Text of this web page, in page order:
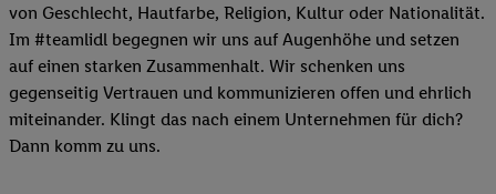
von Geschlecht, Hautfarbe, Religion, Kultur oder Nationalität.
Im #teamlidl begegnen wir uns auf Augenhöhe und setzen
auf einen starken Zusammenhalt. Wir schenken uns
gegenseitig Vertrauen und kommunizieren offen und ehrlich
miteinander. Klingt das nach einem Unternehmen für dich?
Dann komm zu uns.​